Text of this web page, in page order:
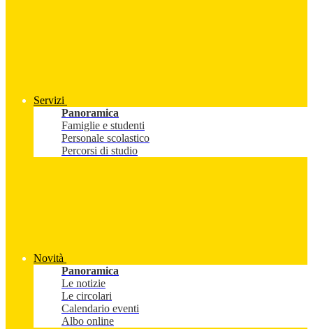
Servizi
Panoramica
Famiglie e studenti
Personale scolastico
Percorsi di studio
Novità
Panoramica
Le notizie
Le circolari
Calendario eventi
Albo online